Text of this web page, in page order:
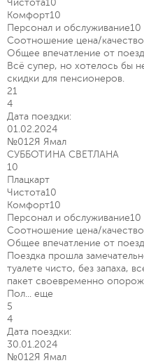
Чистота10
Комфорт10
Персонал и обслуживание10
Соотношение цена/качество
Общее впечатление от
Всё супер, но хотелось бы
скидки для пенсионеров.
21
4
Дата поездки:
01.02.2024
№012Я Ямал
СУББОТИНА СВЕТЛАНА
10
Плацкарт
Чистота10
Комфорт10
Персонал и обслуживание10
Соотношение цена/качество
Общее впечатление от
Поездка прошла
туалете чисто, без запаха,
пакет своевременно
Пол... еще
5
4
Дата поездки:
30.01.2024
№012Я Ямал